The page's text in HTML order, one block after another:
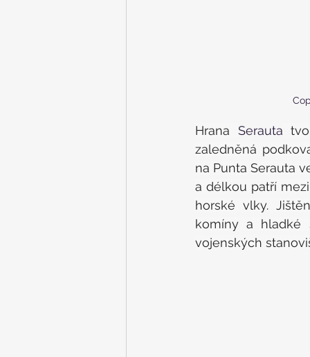
Hrana Serauta
zaledněná
na Punta Serauta
a délkou patří
horské vlky.
komíny a hladké
vojenských